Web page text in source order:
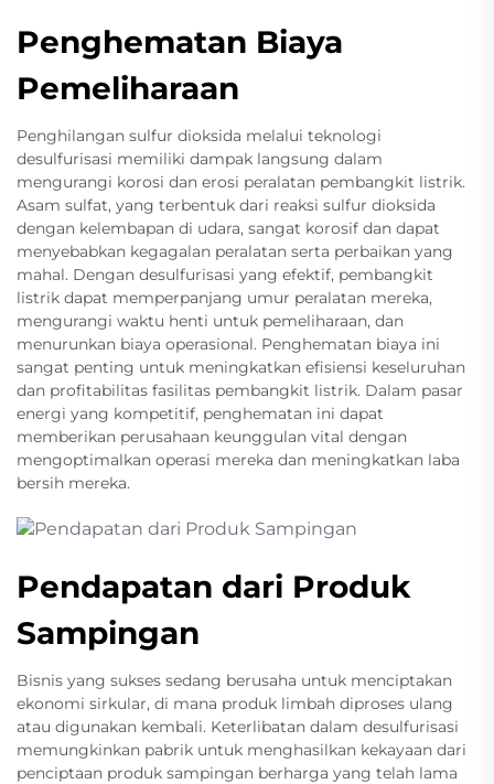
Penghematan Biaya
Pemeliharaan
Penghilangan sulfur dioksida melalui teknologi
desulfurisasi memiliki dampak langsung dalam
mengurangi korosi dan erosi peralatan pembangkit listrik.
Asam sulfat, yang terbentuk dari reaksi sulfur dioksida
dengan kelembapan di udara, sangat korosif dan dapat
menyebabkan kegagalan peralatan serta perbaikan yang
mahal. Dengan desulfurisasi yang efektif, pembangkit
listrik dapat memperpanjang umur peralatan mereka,
mengurangi waktu henti untuk pemeliharaan, dan
menurunkan biaya operasional. Penghematan biaya ini
sangat penting untuk meningkatkan efisiensi keseluruhan
dan profitabilitas fasilitas pembangkit listrik. Dalam pasar
energi yang kompetitif, penghematan ini dapat
memberikan perusahaan keunggulan vital dengan
mengoptimalkan operasi mereka dan meningkatkan laba
bersih mereka.
Pendapatan dari Produk
Sampingan
Bisnis yang sukses sedang berusaha untuk menciptakan
ekonomi sirkular, di mana produk limbah diproses ulang
atau digunakan kembali. Keterlibatan dalam desulfurisasi
memungkinkan pabrik untuk menghasilkan kekayaan dari
penciptaan produk sampingan berharga yang telah lama